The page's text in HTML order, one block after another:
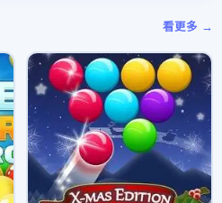
看更多 →